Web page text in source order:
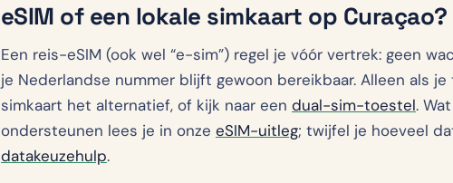
eSIM of een lokale simkaart op Curaçao?
Een reis-eSIM (ook wel “e-sim”) regel je vóór vertrek: geen
je Nederlandse nummer blijft gewoon bereikbaar. Alleen als
simkaart het alternatief, of kijk naar een dual-sim-toestel.
ondersteunen lees je in onze eSIM-uitleg; twijfel je hoeveel
datakeuzehulp.